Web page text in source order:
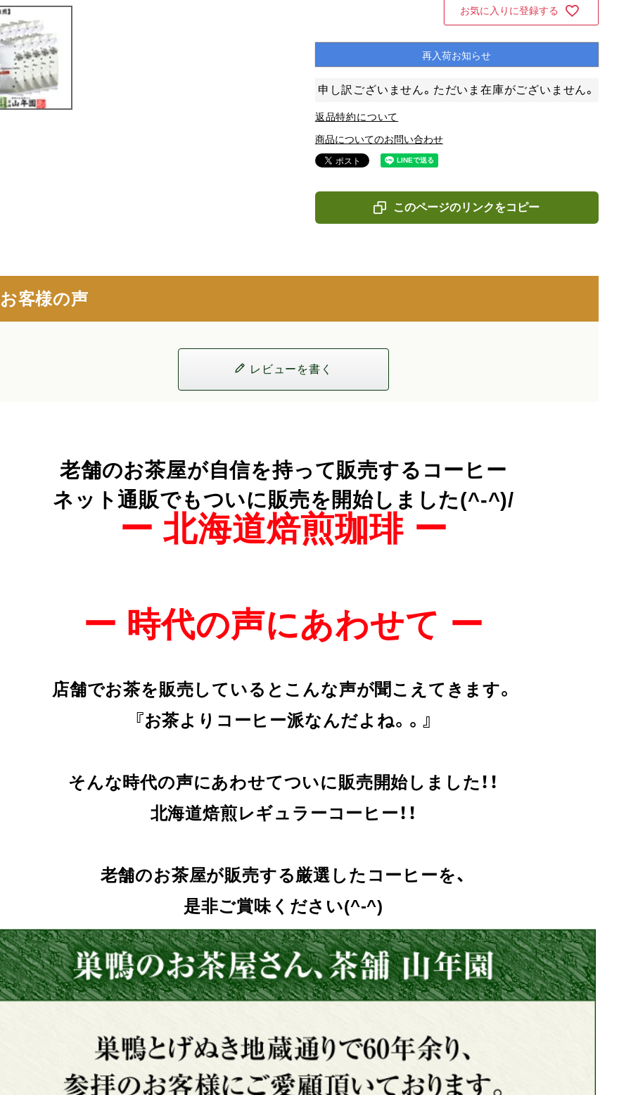
お気に入りに登録する
再入荷お知らせ
申し訳ございません。ただいま在庫がございません。
返品特約について
商品についてのお問い合わせ
このページのリンクをコピー
お客様の声
レビューを書く
老舗のお茶屋が自信を持って販売するコーヒー
ネット通販でもついに販売を開始しました(^-^)/
ー 北海道焙煎珈琲 ー
ー 時代の声にあわせて ー
店舗でお茶を販売しているとこんな声が聞こえてきます。
『お茶よりコーヒー派なんだよね。。』
そんな時代の声にあわせてついに販売開始しました！！
北海道焙煎レギュラーコーヒー！！
老舗のお茶屋が販売する厳選したコーヒーを、
是非ご賞味ください(^-^)